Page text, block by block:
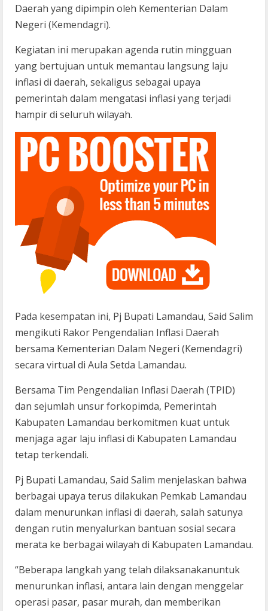
Daerah yang dipimpin oleh Kementerian Dalam
Negeri (Kemendagri).
Kegiatan ini merupakan agenda rutin mingguan
yang bertujuan untuk memantau langsung laju
inflasi di daerah, sekaligus sebagai upaya
pemerintah dalam mengatasi inflasi yang terjadi
hampir di seluruh wilayah.
Pada kesempatan ini, Pj Bupati Lamandau, Said Salim
mengikuti Rakor Pengendalian Inflasi Daerah
bersama Kementerian Dalam Negeri (Kemendagri)
secara virtual di Aula Setda Lamandau.
Bersama Tim Pengendalian Inflasi Daerah (TPID)
dan sejumlah unsur forkopimda, Pemerintah
Kabupaten Lamandau berkomitmen kuat untuk
menjaga agar laju inflasi di Kabupaten Lamandau
tetap terkendali.
Pj Bupati Lamandau, Said Salim menjelaskan bahwa
berbagai upaya terus dilakukan Pemkab Lamandau
dalam menurunkan inflasi di daerah, salah satunya
dengan rutin menyalurkan bantuan sosial secara
merata ke berbagai wilayah di Kabupaten Lamandau.
“Beberapa langkah yang telah dilaksanakanuntuk
menurunkan inflasi, antara lain dengan menggelar
operasi pasar, pasar murah, dan memberikan